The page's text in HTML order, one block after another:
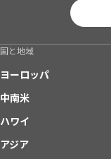
国と地域
ヨーロッパ
中南米
ハワイ
アジア